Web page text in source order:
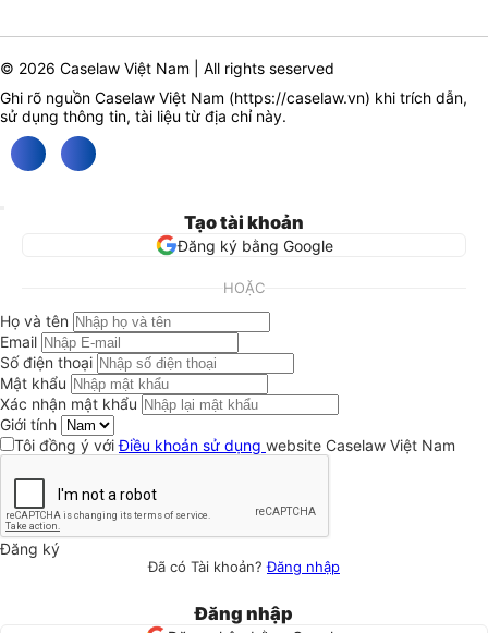
© 2026 Caselaw Việt Nam | All rights seserved
Ghi rõ nguồn Caselaw Việt Nam (https://caselaw.vn) khi trích dẫn,
sử dụng thông tin, tài liệu từ địa chỉ này.
Tạo tài khoản
Đăng ký bằng Google
HOẶC
Họ và tên
Email
Số điện thoại
Mật khẩu
Xác nhận mật khẩu
Giới tính
Tôi đồng ý vớiĐiều khoản sử dụng website Caselaw Việt Nam
Đăng ký
Đã có Tài khoản?Đăng nhập
Đăng nhập